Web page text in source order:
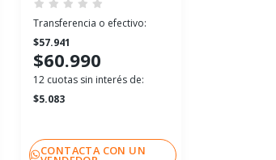
Transferencia o efectivo:
$57.941
$60.990
12 cuotas sin interés de:
$5.083
CONTACTA CON UN